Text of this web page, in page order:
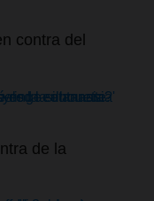
contra del
de la